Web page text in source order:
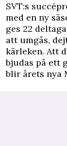
SVT:s
med en ny
ges 22
att umgås,
kärleken. Att
bjudas på ett
blir årets nya